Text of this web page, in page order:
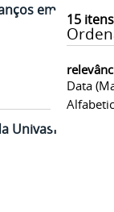
15itens
Data
em
Univasf